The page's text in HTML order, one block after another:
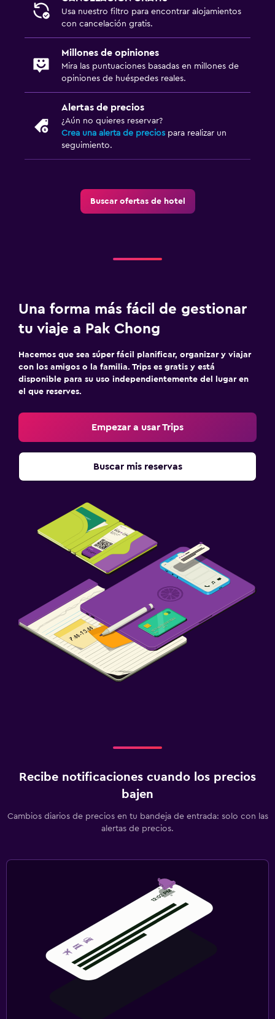
Usa nuestro filtro para encontrar alojamientos
con cancelación gratis.
Millones de opiniones
Mira las puntuaciones basadas en millones de
opiniones de huéspedes reales.
Alertas de precios
¿Aún no quieres reservar?
Crea una alerta de precios para realizar un
seguimiento.
Buscar ofertas de hotel
Una forma más fácil de gestionar
tu viaje a Pak Chong
Hacemos que sea súper fácil planificar, organizar y viajar
con los amigos o la familia. Trips es gratis y está
disponible para su uso independientemente del lugar en
el que reserves.
Empezar a usar Trips
Buscar mis reservas
Recibe notificaciones cuando los precios
bajen
Cambios diarios de precios en tu bandeja de entrada: solo con las
alertas de precios.